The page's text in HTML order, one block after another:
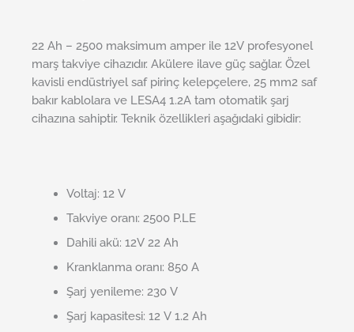
22 Ah – 2500 maksimum amper ile 12V profesyonel
marş takviye cihazıdır. Akülere ilave güç sağlar. Özel
kavisli endüstriyel saf pirinç kelepçelere, 25 mm2 saf
bakır kablolara ve LESA4 1.2A tam otomatik şarj
cihazına sahiptir. Teknik özellikleri aşağıdaki gibidir:
Voltaj: 12 V
Takviye oranı: 2500 P.LE
Dahili akü: 12V 22 Ah
Kranklanma oranı: 850 A
Şarj yenileme: 230 V
Şarj kapasitesi: 12 V 1.2 Ah